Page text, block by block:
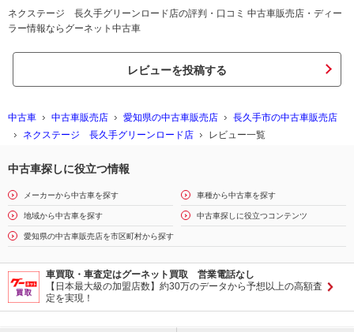
ネクステージ 長久手グリーンロード店の評判・口コミ 中古車販売店・ディー
ラー情報ならグーネット中古車
レビューを投稿する
中古車 中古車販売店 愛知県の中古車販売店
長久手市の中古車販売店
ネクステージ 長久手グリーンロード店
レビュー一覧
中古車探しに役立つ情報
メーカーから中古車を探す 車種から中古車を探す
地域から中古車を探す 中古車探しに役立つコンテンツ
愛知県の中古車販売店を市区町村から探す
車買取・車査定はグーネット買取 営業電話なし
【日本最大級の加盟店数】約30万のデータから予想以上の高額査
定を実現！